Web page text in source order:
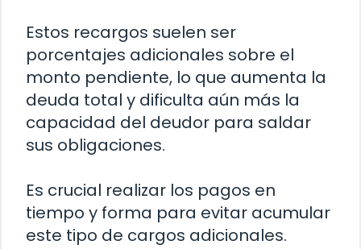
Estos recargos suelen ser
porcentajes adicionales sobre el
monto pendiente, lo que aumenta la
deuda total y dificulta aún más la
capacidad del deudor para saldar
sus obligaciones.
Es crucial realizar los pagos en
tiempo y forma para evitar acumular
este tipo de cargos adicionales.